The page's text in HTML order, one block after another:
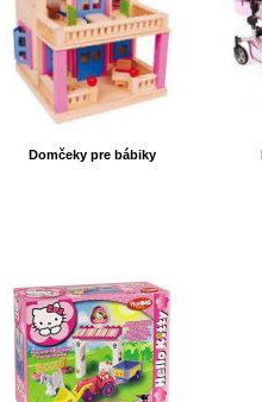
Domčeky pre bábiky